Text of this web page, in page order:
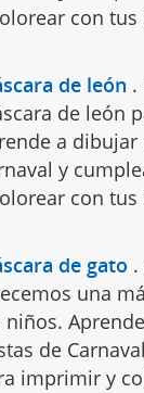
con tus
de león .
de león
a dibujar
y
con tus
de gato .
una
niños.
de
imprimir y